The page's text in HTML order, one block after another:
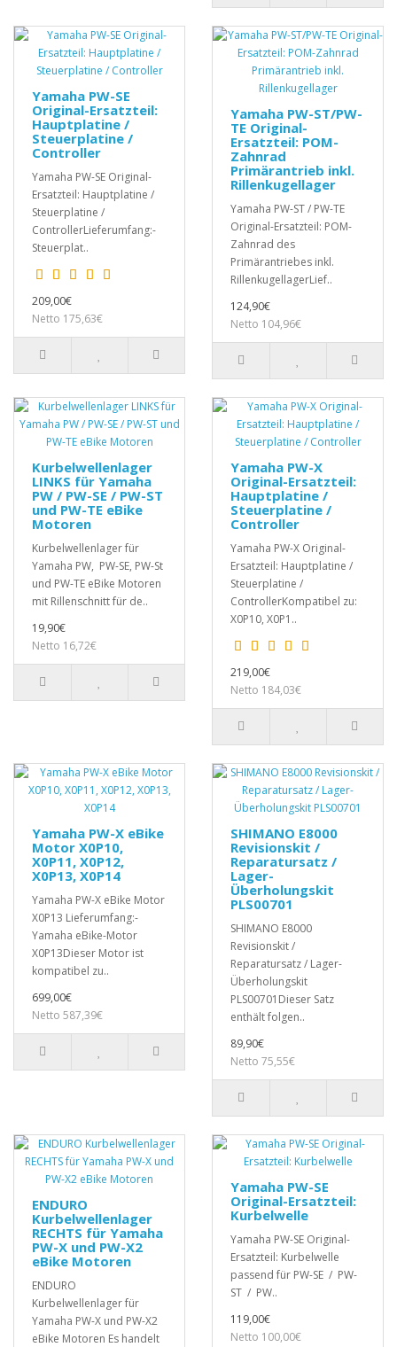
Yamaha PW-SE
Original-Ersatzteil:
Hauptplatine /
Steuerplatine /
Controller
Yamaha PW-SE Original-
Ersatzteil: Hauptplatine /
Steuerplatine /
ControllerLieferumfang:-
Steuerplat..
209,00€
Netto 175,63€
Yamaha PW-ST/PW-
TE Original-
Ersatzteil: POM-
Zahnrad
Primärantrieb inkl.
Rillenkugellager
Yamaha PW-ST / PW-TE
Original-Ersatzteil: POM-
Zahnrad des
Primärantriebes inkl.
RillenkugellagerLief..
124,90€
Netto 104,96€
Kurbelwellenlager
LINKS für Yamaha
PW / PW-SE / PW-ST
und PW-TE eBike
Motoren
Kurbelwellenlager für
Yamaha PW, PW-SE, PW-St
und PW-TE eBike Motoren
mit Rillenschnitt für de..
19,90€
Netto 16,72€
Yamaha PW-X
Original-Ersatzteil:
Hauptplatine /
Steuerplatine /
Controller
Yamaha PW-X Original-
Ersatzteil: Hauptplatine /
Steuerplatine /
ControllerKompatibel zu:
X0P10, X0P1..
219,00€
Netto 184,03€
Yamaha PW-X eBike
Motor X0P10,
X0P11, X0P12,
X0P13, X0P14
Yamaha PW-X eBike Motor
X0P13 Lieferumfang:-
Yamaha eBike-Motor
X0P13Dieser Motor ist
kompatibel zu..
699,00€
Netto 587,39€
SHIMANO E8000
Revisionskit /
Reparatursatz /
Lager-
Überholungskit
PLS00701
SHIMANO E8000
Revisionskit /
Reparatursatz / Lager-
Überholungskit
PLS00701Dieser Satz
enthält folgen..
89,90€
Netto 75,55€
ENDURO
Kurbelwellenlager
RECHTS für Yamaha
PW-X und PW-X2
eBike Motoren
ENDURO
Kurbelwellenlager für
Yamaha PW-X und PW-X2
eBike Motoren Es handelt
Yamaha PW-SE
Original-Ersatzteil:
Kurbelwelle
Yamaha PW-SE Original-
Ersatzteil: Kurbelwelle
passend für PW-SE / PW-
ST / PW..
119,00€
Netto 100,00€